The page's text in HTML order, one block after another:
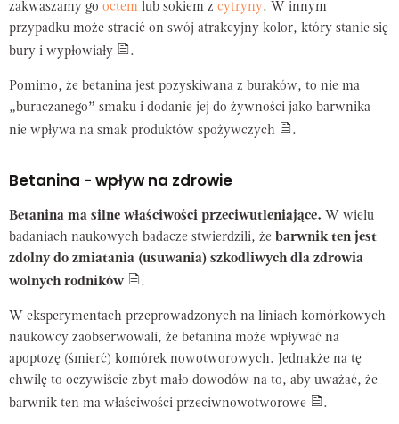
zakwaszamy go octem lub sokiem z cytryny. W innym
przypadku może stracić on swój atrakcyjny kolor, który stanie się
bury i wypłowiały
.
Pomimo, że betanina jest pozyskiwana z buraków, to nie ma
„buraczanego” smaku i dodanie jej do żywności jako barwnika
nie wpływa na smak produktów spożywczych
.
Betanina - wpływ na zdrowie
Betanina ma silne właściwości przeciwutleniające. W wielu
badaniach naukowych badacze stwierdzili, że barwnik ten jest
zdolny do zmiatania (usuwania) szkodliwych dla zdrowia
wolnych rodników
.
W eksperymentach przeprowadzonych na liniach komórkowych
naukowcy zaobserwowali, że betanina może wpływać na
apoptozę (śmierć) komórek nowotworowych. Jednakże na tę
chwilę to oczywiście zbyt mało dowodów na to, aby uważać, że
barwnik ten ma właściwości przeciwnowotworowe
.